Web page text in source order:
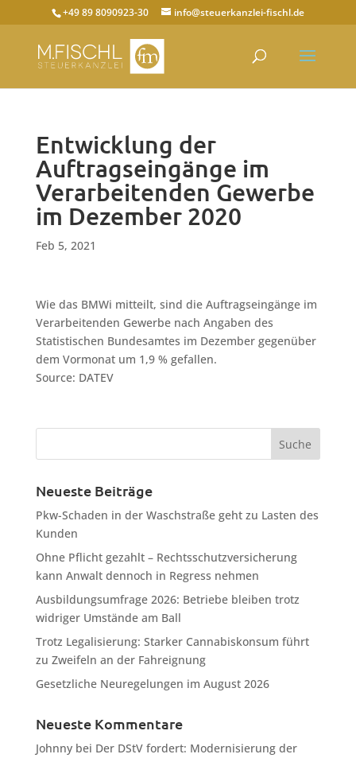
+49 89 8090923-30 info@steuerkanzlei-fischl.de
Entwicklung der
Auftragseingänge im
Verarbeitenden Gewerbe
im Dezember 2020
Feb 5, 2021
Wie das BMWi mitteilt, sind die Auftragseingänge im
Verarbeitenden Gewerbe nach Angaben des
Statistischen Bundesamtes im Dezember gegenüber
dem Vormonat um 1,9 % gefallen.
Source: DATEV
Neueste Beiträge
Pkw-Schaden in der Waschstraße geht zu Lasten des
Kunden
Ohne Pflicht gezahlt – Rechtsschutzversicherung
kann Anwalt dennoch in Regress nehmen
Ausbildungsumfrage 2026: Betriebe bleiben trotz
widriger Umstände am Ball
Trotz Legalisierung: Starker Cannabiskonsum führt
zu Zweifeln an der Fahreignung
Gesetzliche Neuregelungen im August 2026
Neueste Kommentare
Johnnybei Der DStV fordert: Modernisierung der